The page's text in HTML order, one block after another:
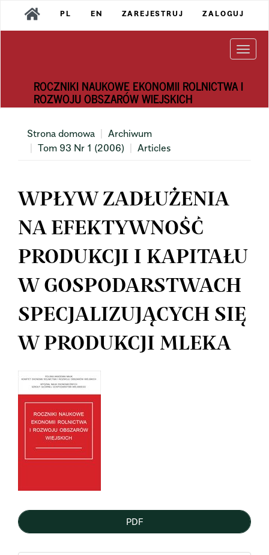
Main
Navigation
PL EN ZAREJESTRUJ ZALOGUJ
ROCZNIKI NAUKOWE EKONOMII ROLNICTWA I
ROZWOJU OBSZARÓW WIEJSKICH
Strona domowa
Archiwum
Tom 93 Nr 1 (2006)
Articles
WPŁYW ZADŁUŻENIA
NA EFEKTYWNOŚĆ
PRODUKCJI I KAPITAŁU
W GOSPODARSTWACH
SPECJALIZUJĄCYCH SIĘ
W PRODUKCJI MLEKA
Article
Sidebar
PDF